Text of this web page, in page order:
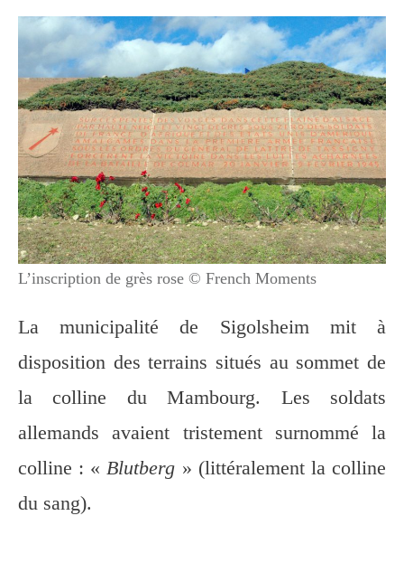
L’inscription de grès rose © French Moments
La municipalité de Sigolsheim mit à
disposition des terrains situés au sommet de
la colline du Mambourg. Les soldats
allemands avaient tristement surnommé la
colline : « Blutberg » (littéralement la colline
du sang).